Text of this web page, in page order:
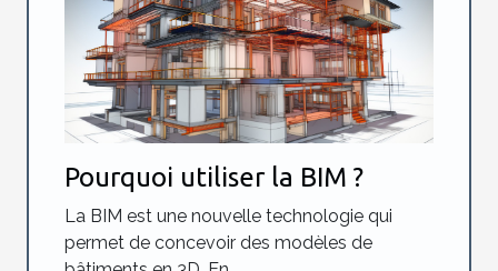
Pourquoi utiliser la BIM ?
La BIM est une nouvelle technologie qui
permet de concevoir des modèles de